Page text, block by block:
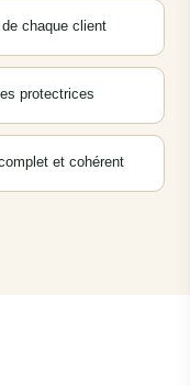
chaque client
protectrices
et cohérent